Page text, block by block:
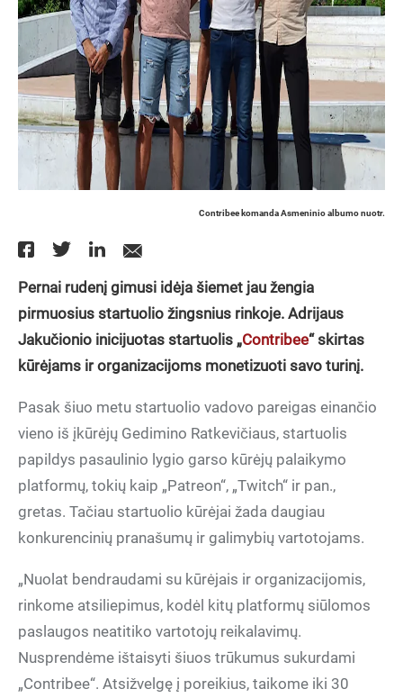
Contribee komanda Asmeninio albumo nuotr.
Pernai rudenį gimusi idėja šiemet jau žengia
pirmuosius startuolio žingsnius rinkoje. Adrijaus
Jakučionio inicijuotas startuolis „Contribee“ skirtas
kūrėjams ir organizacijoms monetizuoti savo turinį.
Pasak šiuo metu startuolio vadovo pareigas einančio
vieno iš įkūrėjų Gedimino Ratkevičiaus, startuolis
papildys pasaulinio lygio garso kūrėjų palaikymo
platformų, tokių kaip „Patreon“, „Twitch“ ir pan.,
gretas. Tačiau startuolio kūrėjai žada daugiau
konkurencinių pranašumų ir galimybių vartotojams.
„Nuolat bendraudami su kūrėjais ir organizacijomis,
rinkome atsiliepimus, kodėl kitų platformų siūlomos
paslaugos neatitiko vartotojų reikalavimų.
Nusprendėme ištaisyti šiuos trūkumus sukurdami
„Contribee“. Atsižvelgę į poreikius, taikome iki 30